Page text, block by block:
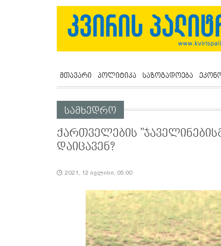
მთავარი პოლიტიკა საზოგადოება
სამხედრო
ქართველების
დაიცავენ?
2021, 12 ივლისი, 05:00